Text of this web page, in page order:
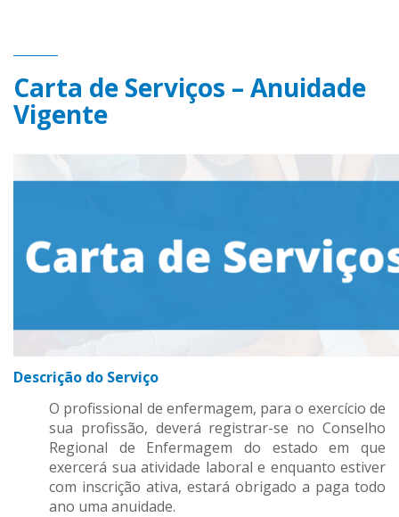
Carta de Serviços – Anuidade
Vigente
Descrição do Serviço
O profissional de enfermagem, para o exercício de
sua profissão, deverá registrar-se no Conselho
Regional de Enfermagem do estado em que
exercerá sua atividade laboral e enquanto estiver
com inscrição ativa, estará obrigado a paga todo
ano uma anuidade.